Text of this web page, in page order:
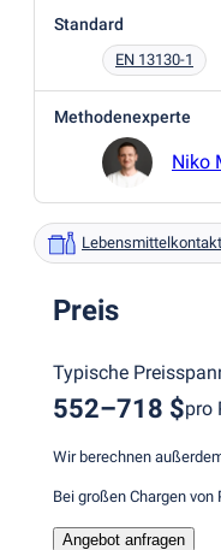
Standard
EN 13130-1
Methodenexperte
Niko
Preis
Typische
552–718 $pro
Wir berechnen
Bei großen Chargen
Angebot anfragen